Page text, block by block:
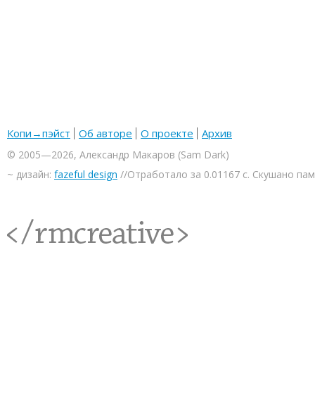
Копи→пэйст Об авторе О проекте Архив
© 2005—2026, Александр Макаров (Sam Dark)
~ дизайн: fazeful design //Отработало за 0.01167 с. Скушано
<rmcreative/>